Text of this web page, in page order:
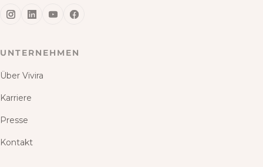
UNTERNEHMEN
Über Vivira
Karriere
Presse
Kontakt